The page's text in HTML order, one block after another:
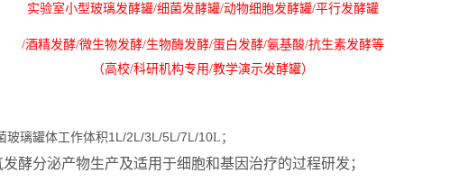
实验室小型玻璃发酵罐/细菌发酵罐/动物细胞发酵罐/平行发酵罐
/酒精发酵/微生物发酵/生物酶发酵/蛋白发酵/氨基酸/抗生素发酵等
（高校/科研机构专用/教学演示发酵罐）
玻璃罐体工作体积1L/2L/3L/5L/7L/10L；
酵分泌产物生产及适用于细胞和基因治疗的过程研发；